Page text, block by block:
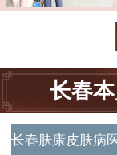
长春
长春肤康皮肤病